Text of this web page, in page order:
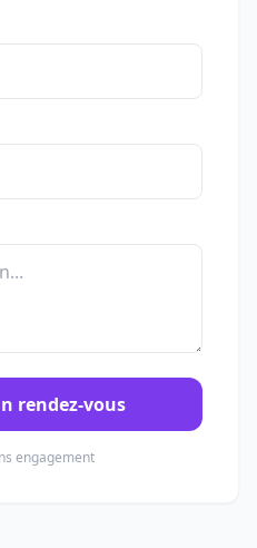
rendez-vous
engagement